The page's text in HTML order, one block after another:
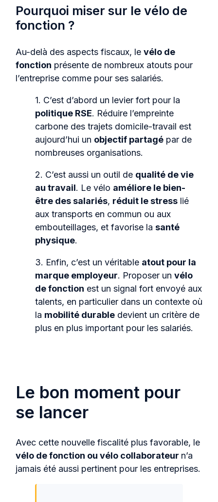
Pourquoi miser sur le vélo de
fonction ?
Au-delà des aspects fiscaux, le vélo de
fonction présente de nombreux atouts pour
l’entreprise comme pour ses salariés.
1. C’est d’abord un levier fort pour la
politique RSE. Réduire l’empreinte
carbone des trajets domicile-travail est
aujourd’hui un objectif partagé par de
nombreuses organisations.
2. C’est aussi un outil de qualité de vie
au travail. Le vélo améliore le bien-
être des salariés, réduit le stress lié
aux transports en commun ou aux
embouteillages, et favorise la santé
physique.
3. Enfin, c’est un véritable atout pour la
marque employeur. Proposer un vélo
de fonction est un signal fort envoyé aux
talents, en particulier dans un contexte où
la mobilité durable devient un critère de
plus en plus important pour les salariés.
Le bon moment pour
se lancer
Avec cette nouvelle fiscalité plus favorable, le
vélo de fonction ou vélo collaborateur n’a
jamais été aussi pertinent pour les entreprises.